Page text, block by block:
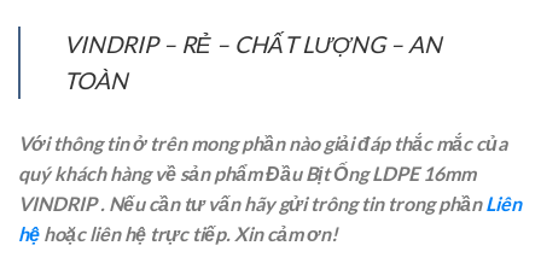
VINDRIP – RẺ – CHẤT LƯỢNG – AN
TOÀN
Với thông tin ở trên mong phần nào giải đáp thắc mắc của
quý khách hàng về sản phẩm Đầu Bịt Ống LDPE 16mm
VINDRIP . Nếu cần tư vấn hãy gửi trông tin trong phầnLiên
hệ hoặc liên hệ trực tiếp. Xin cảm ơn!